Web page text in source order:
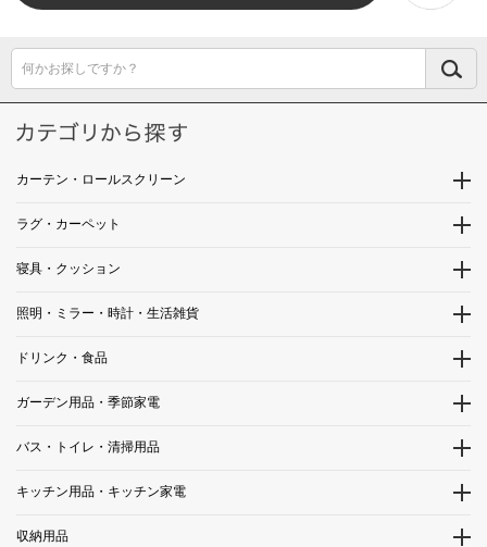
何かお探しですか？
カーテン・ロールスクリーン
ラグ・カーペット
寝具・クッション
照明・ミラー・時計・生活雑貨
ドリンク・食品
ガーデン用品・季節家電
バス・トイレ・清掃用品
キッチン用品・キッチン家電
収納用品